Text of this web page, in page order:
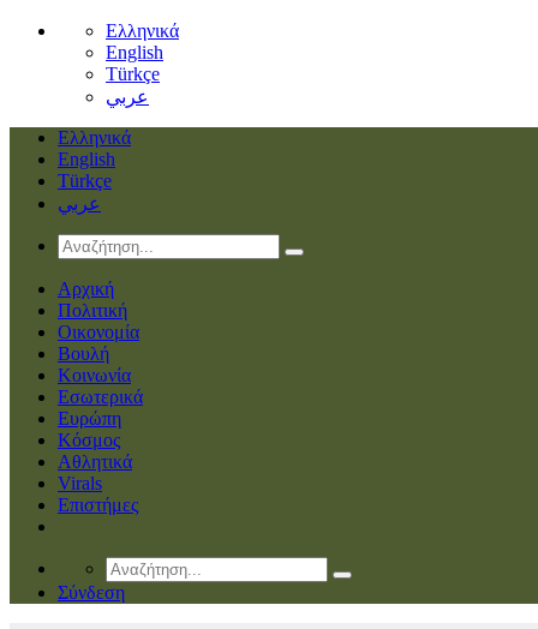
Ελληνικά
English
Türkçe
عربي
Ελληνικά
English
Türkçe
عربي
Αρχική
Πολιτική
Οικονομία
Βουλή
Κοινωνία
Εσωτερικά
Ευρώπη
Κόσμος
Αθλητικά
Virals
Επιστήμες
Σύνδεση